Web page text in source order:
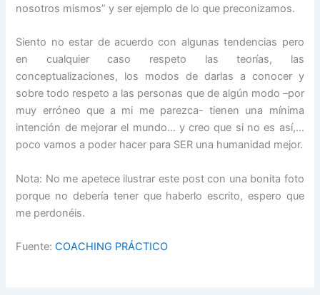
nosotros mismos” y ser ejemplo de lo que preconizamos.
Siento no estar de acuerdo con algunas tendencias pero
en cualquier caso respeto las teorías, las
conceptualizaciones, los modos de darlas a conocer y
sobre todo respeto a las personas que de algún modo –por
muy erróneo que a mi me parezca- tienen una mínima
intención de mejorar el mundo… y creo que si no es así,…
poco vamos a poder hacer para SER una humanidad mejor.
Nota: No me apetece ilustrar este post con una bonita foto
porque no debería tener que haberlo escrito, espero que
me perdonéis.
Fuente:COACHING PRÁCTICO